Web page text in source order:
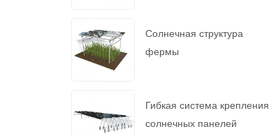
Солнечная структура
фермы
Гибкая система крепления
солнечных панелей